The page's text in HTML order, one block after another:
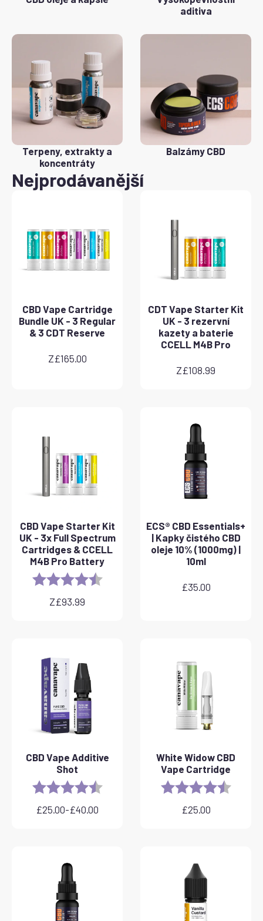
aditiva
Terpeny, extrakty a
koncentráty
Balzámy CBD
Nejprodávanější
CBD Vape Cartridge
Bundle UK - 3 Regular
& 3 CDT Reserve
Z£165.00
CDT Vape Starter Kit
UK - 3 rezervní
kazety a baterie
CCELL M4B Pro
Z£108.99
CBD Vape Starter Kit
UK - 3x Full Spectrum
Cartridges & CCELL
M4B Pro Battery
Rating: 4.8 out of 5 stars
Z£93.99
ECS® CBD Essentials+
| Kapky čistého CBD
oleje 10% (1000mg) |
10ml
£35.00
CBD Vape Additive
Shot
Rating: 4.8 out of 5 stars
£25.00-£40.00
Rozpětí
£40.00
White Widow CBD
Vape Cartridge
Rating: 4.6 out
£25.00